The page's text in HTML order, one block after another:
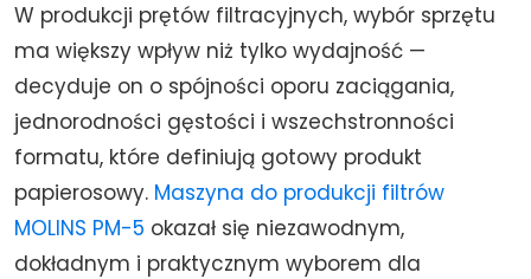
W produkcji prętów filtracyjnych, wybór sprzętu
ma większy wpływ niż tylko wydajność —
decyduje on o spójności oporu zaciągania,
jednorodności gęstości i wszechstronności
formatu, które definiują gotowy produkt
papierosowy. Maszyna do produkcji filtrów
MOLINS PM-5 okazał się niezawodnym,
dokładnym i praktycznym wyborem dla